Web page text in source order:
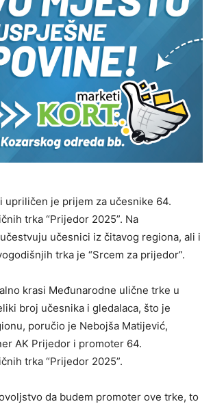
upriličen je prijem za učesnike 64.
trka “Prijedor 2025”. Na
učesnici iz čitavog regiona, ali i
trka je “Srcem za prijedor”.
krasi Međunarodne ulične trke u
broj učesnika i gledalaca, što je
poručio je Nebojša Matijević,
AK Prijedor i promoter 64.
trka “Prijedor 2025”.
da budem promoter ove trke, to